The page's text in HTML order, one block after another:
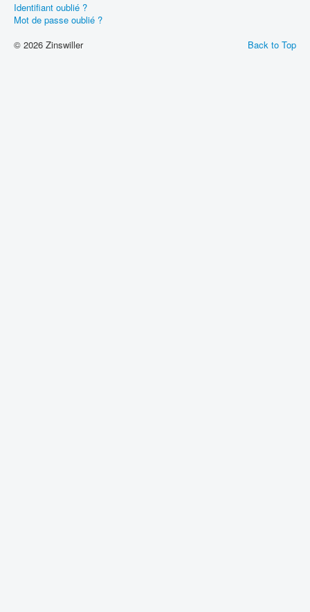
Identifiant oublié ?
Mot de passe oublié ?
Back to Top
© 2026 Zinswiller